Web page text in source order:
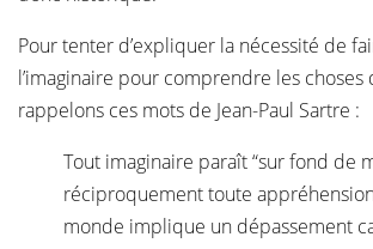
Pour tenter d’expliquer la nécessité de
l’imaginaire pour comprendre les choses
rappelons ces mots de Jean-Paul Sartre :
Tout imaginaire paraît “sur fond de
réciproquement toute
monde implique un dépassement